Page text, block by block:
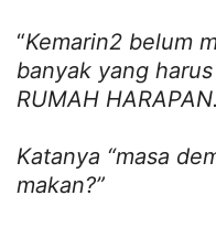
“Kemarin2 belum
banyak yang
RUMAH HARAPAN.
Katanya “masa
makan?”